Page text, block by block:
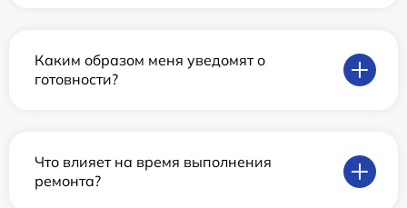
Каким образом меня уведомят о
готовности?
Что влияет на время выполнения
ремонта?